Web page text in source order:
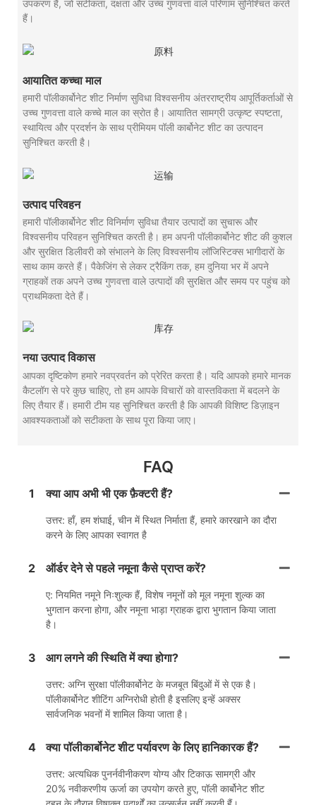
उपकरण हैं, जो सटीकता, दक्षता और उच्च गुणवत्ता वाले परिणाम सुनिश्चित करते
हैं।
आयातित कच्चा माल
हमारी पॉलीकार्बोनेट शीट निर्माण सुविधा विश्वसनीय अंतरराष्ट्रीय आपूर्तिकर्ताओं से
उच्च गुणवत्ता वाले कच्चे माल का स्रोत है। आयातित सामग्री उत्कृष्ट स्पष्टता,
स्थायित्व और प्रदर्शन के साथ प्रीमियम पॉली कार्बोनेट शीट का उत्पादन
सुनिश्चित करती है।
उत्पाद परिवहन
हमारी पॉलीकार्बोनेट शीट विनिर्माण सुविधा तैयार उत्पादों का सुचारू और
विश्वसनीय परिवहन सुनिश्चित करती है। हम अपनी पॉलीकार्बोनेट शीट की कुशल
और सुरक्षित डिलीवरी को संभालने के लिए विश्वसनीय लॉजिस्टिक्स भागीदारों के
साथ काम करते हैं। पैकेजिंग से लेकर ट्रैकिंग तक, हम दुनिया भर में अपने
ग्राहकों तक अपने उच्च गुणवत्ता वाले उत्पादों की सुरक्षित और समय पर पहुंच को
प्राथमिकता देते हैं।
नया उत्पाद विकास
आपका दृष्टिकोण हमारे नवप्रवर्तन को प्रेरित करता है। यदि आपको हमारे मानक
कैटलॉग से परे कुछ चाहिए, तो हम आपके विचारों को वास्तविकता में बदलने के
लिए तैयार हैं। हमारी टीम यह सुनिश्चित करती है कि आपकी विशिष्ट डिज़ाइन
आवश्यकताओं को सटीकता के साथ पूरा किया जाए।
FAQ
1 क्या आप अभी भी एक फ़ैक्टरी हैं?
उत्तर: हाँ, हम शंघाई, चीन में स्थित निर्माता हैं, हमारे कारखाने का दौरा
करने के लिए आपका स्वागत है
2 ऑर्डर देने से पहले नमूना कैसे प्राप्त करें?
ए: नियमित नमूने निःशुल्क हैं, विशेष नमूनों को मूल नमूना शुल्क का
भुगतान करना होगा, और नमूना भाड़ा ग्राहक द्वारा भुगतान किया जाता
है।
3 आग लगने की स्थिति में क्या होगा?
उत्तर: अग्नि सुरक्षा पॉलीकार्बोनेट के मजबूत बिंदुओं में से एक है।
पॉलीकार्बोनेट शीटिंग अग्निरोधी होती है इसलिए इन्हें अक्सर
सार्वजनिक भवनों में शामिल किया जाता है।
4 क्या पॉलीकार्बोनेट शीट पर्यावरण के लिए हानिकारक हैं?
उत्तर: अत्यधिक पुनर्नवीनीकरण योग्य और टिकाऊ सामग्री और
20% नवीकरणीय ऊर्जा का उपयोग करते हुए, पॉली कार्बोनेट शीट